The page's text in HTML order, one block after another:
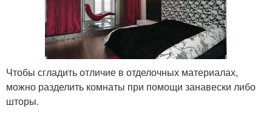
Чтобы сгладить отличие в отделочных материалах,
можно разделить комнаты при помощи занавески либо
шторы.